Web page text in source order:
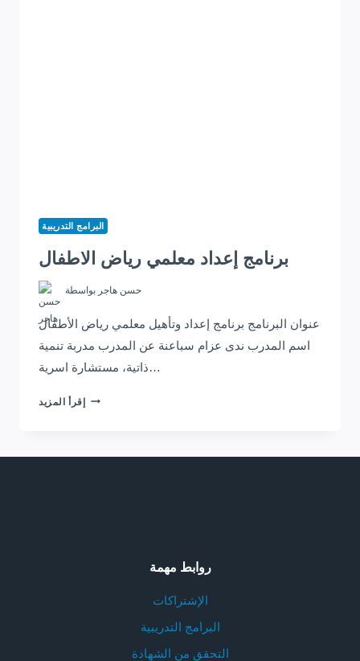
البرامج التدريبية
برنامج إعداد معلمي رياض الاطفال
بواسطة حسن هاجر
عنوان البرنامج برنامج إعداد وتأهيل معلمي رياض الأطفال
اسم المدرب ندى عزام سباعنة عن المدرب مدربة تنمية
ذاتية، مستشارة اسرية…
إقرأ المزيدبرنامج
روابط مهمة
الإشتراكات
البرامج التدريبية
التحقق من الشهادة